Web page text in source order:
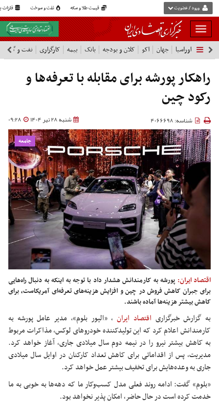
قیمت طلا و سکه نفت و سوخت فلزات ورود / عضویت
بار
و
بسته
نمودن
فهرست
اوراسیا جهان اکو کلان و بودجه بانک بیمه کارگزاری نفت و گاز
راهکار پورشه برای مقابله با تعرفه‌ها و
رکود چین
شنبه 28 تیر 1404 09:28 شناسه: 4066698
جامعه
اقتصاد ایران: پورشه به کارمندانش هشدار داد با توجه به اینکه به دنبال راه‌هایی
برای جبران کاهش فروش در چین و افزایش هزینه‌های تعرفه‌ای آمریکاست، برای
کاهش بیشتر هزینه‌ها آماده باشند.
به گزارش خبرگزاری اقتصاد ایران، «الیور بلوم»، مدیر عامل پورشه به
کارمندانش اعلام کرد که این تولیدکننده خودروهای لوکس، مذاکرات مربوط
به کاهش بیشتر نیرو را در نیمه دوم سال میلادی جاری، آغاز خواهد کرد.
مدیریت، پس از اقداماتی برای کاهش تعداد کارکنان در اوایل سال میلادی
جاری به وعده‌هایش برای تخفیف بیشتر عمل خواهد کرد.
«بلوم» گفت: ادامه روند فعلی مدل کسب‌وکار ما که دهه‌ها به خوبی به ما
خدمت کرده است در حال حاضر، امکان پذیر نخواهد بود.